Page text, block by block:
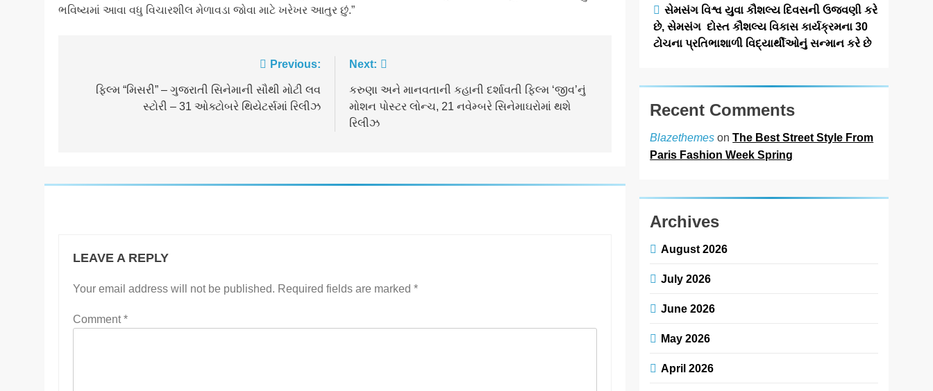
ભવિષ્યમાં આવા વધુ વિચારશીલ મેળાવડા જોવા માટે ખરેખર આતુર છું.”
navigation
Previous:
ફિલ્મ “મિસરી” – ગુજરાતી સિનેમાની સૌથી મોટી લવ
સ્ટોરી – 31 ઓક્ટોબરે થિયેટર્સમાં રિલીઝ
Next:
કરુણા અને માનવતાની કહાની દર્શાવતી ફિલ્મ ‘જીવ’નું
મોશન પોસ્ટર લોન્ચ, 21 નવેમ્બરે સિનેમાઘરોમાં થશે
રિલીઝ
LEAVE A REPLY
Your email address will not be published. Required fields are marked *
Comment*
સેમસંગ વિશ્વ યુવા કૌશલ્ય દિવસની ઉજવણી કરે
છે, સેમસંગ દોસ્ત કૌશલ્ય વિકાસ કાર્યક્રમના 30
ટોચના પ્રતિભાશાળી વિદ્યાર્થીઓનું સન્માન કરે છે
Recent Comments
Blazethemes onThe Best Street Style From
Paris Fashion Week Spring
Archives
August 2026
July 2026
June 2026
May 2026
April 2026